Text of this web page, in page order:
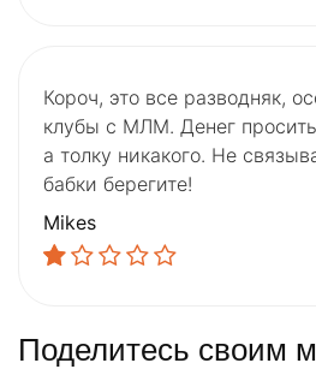
Короч, это все разводняк,
клубы с МЛМ. Денег просить
а толку никакого. Не
бабки берегите!
Mikes
Поделитесь своим